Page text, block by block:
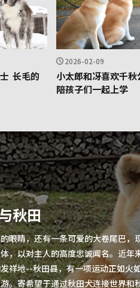
长毛的
2026-02-09
小太郎和冴喜欢千
陪孩子们一起上学
秋田
眼睛，还有一条可爱的大卷尾巴，
，以对主人的高度忠诚闻名。近年
祥地--秋田县，有一项运动正如火
。寄希望于通过秋田犬连接世界和